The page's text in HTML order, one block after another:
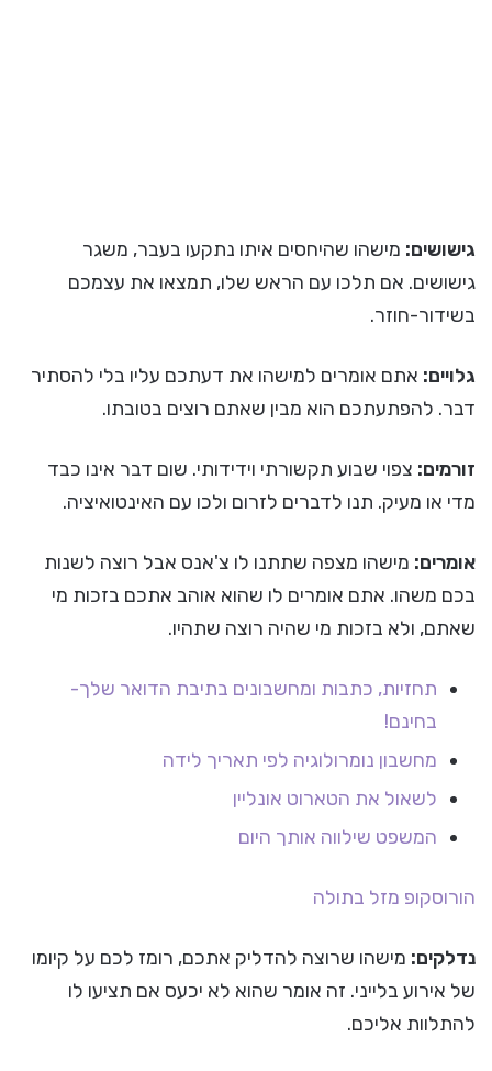
גישושים: מישהו שהיחסים איתו נתקעו בעבר, משגר
גישושים. אם תלכו עם הראש שלו, תמצאו את עצמכם
בשידור-חוזר.
גלויים: אתם אומרים למישהו את דעתכם עליו בלי להסתיר
דבר. להפתעתכם הוא מבין שאתם רוצים בטובתו.
זורמים: צפוי שבוע תקשורתי וידידותי. שום דבר אינו כבד
מדי או מעיק. תנו לדברים לזרום ולכו עם האינטואיציה.
אומרים: מישהו מצפה שתתנו לו צ'אנס אבל רוצה לשנות
בכם משהו. אתם אומרים לו שהוא אוהב אתכם בזכות מי
שאתם, ולא בזכות מי שהיה רוצה שתהיו.
תחזיות, כתבות ומחשבונים בתיבת הדואר שלך-
בחינם!
מחשבון נומרולוגיה לפי תאריך לידה
לשאול את הטארוט אונליין
המשפט שילווה אותך היום
הורוסקופ מזל בתולה
נדלקים: מישהו שרוצה להדליק אתכם, רומז לכם על קיומו
של אירוע בלייני. זה אומר שהוא לא יכעס אם תציעו לו
להתלוות אליכם.